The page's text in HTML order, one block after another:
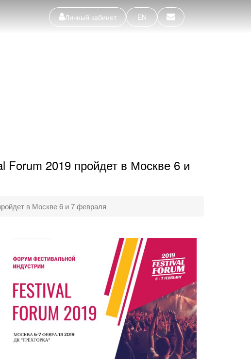
Личный кабинет EN
2019 пройдет в Москве 6 и
в Москве 6 и 7 февраля